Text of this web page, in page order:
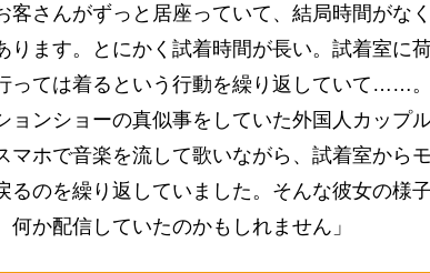
客さんがずっと居座っていて、結局時間がな
ります。とにかく試着時間が長い。試着室に
っては着るという行動を繰り返していて……
ョンショーの真似事をしていた外国人カップ
マホで音楽を流して歌いながら、試着室から
るのを繰り返していました。そんな彼女の様
か配信していたのかもしれません」